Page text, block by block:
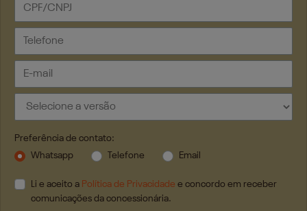
Preferência de contato:
Whatsapp
Telefone Email
Li e aceito a Política de Privacidade e concordo em receber
comunicações da concessionária.